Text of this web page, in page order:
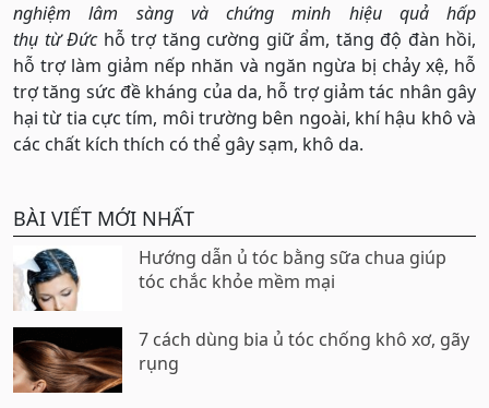
nghiệm lâm sàng vàchứng minh hiệu quảhấp
thụ từ Đức hỗ trợ tăng cường giữ ẩm, tăng độ đàn hồi,
hỗ trợ làm giảm nếp nhăn và ngăn ngừa bị chảy xệ, hỗ
trợ tăng sức đề kháng của da, hỗ trợ giảm tác nhân gây
hại từ tia cực tím, môi trường bên ngoài, khí hậu khô và
các chất kích thích có thể gây sạm, khô da.
BÀI VIẾT MỚI NHẤT
Hướng dẫn ủ tóc bằng sữa chua giúp
tóc chắc khỏe mềm mại
7 cách dùng bia ủ tóc chống khô xơ, gãy
rụng